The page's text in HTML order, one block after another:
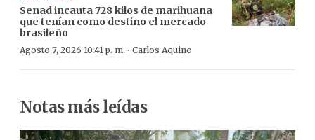
Senad incauta 728 kilos de marihuana
que tenían como destino el mercado
brasileño
Agosto 7, 2026 10:41 p. m. · Carlos Aquino
Notas más leídas